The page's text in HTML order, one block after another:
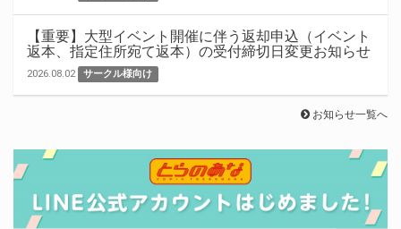
【重要】大型イベント開催に伴う返却申込（イベント
返本、指定住所宛て返本）の受付締切日変更お知らせ
2026.08.02 サークル様向け
お知らせ一覧へ